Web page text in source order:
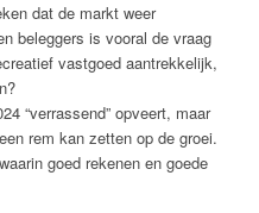
dat de markt weer
beleggers is vooral de vraag
vastgoed aantrekkelijk,
“verrassend” opveert, maar
rem kan zetten op de groei.
goed rekenen en goede